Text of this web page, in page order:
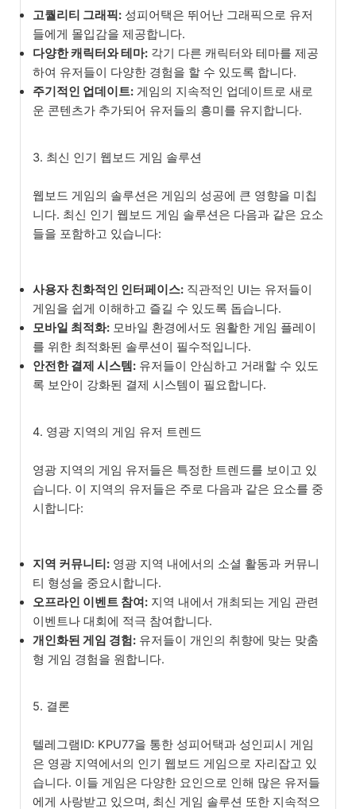
고퀄리티 그래픽: 성피어택은 뛰어난 그래픽으로 유저
들에게 몰입감을 제공합니다.
다양한 캐릭터와 테마: 각기 다른 캐릭터와 테마를 제공
하여 유저들이 다양한 경험을 할 수 있도록 합니다.
주기적인 업데이트: 게임의 지속적인 업데이트로 새로
운 콘텐츠가 추가되어 유저들의 흥미를 유지합니다.
3. 최신 인기 웹보드 게임 솔루션
웹보드 게임의 솔루션은 게임의 성공에 큰 영향을 미칩
니다. 최신 인기 웹보드 게임 솔루션은 다음과 같은 요소
들을 포함하고 있습니다:
사용자 친화적인 인터페이스: 직관적인 UI는 유저들이
게임을 쉽게 이해하고 즐길 수 있도록 돕습니다.
모바일 최적화: 모바일 환경에서도 원활한 게임 플레이
를 위한 최적화된 솔루션이 필수적입니다.
안전한 결제 시스템: 유저들이 안심하고 거래할 수 있도
록 보안이 강화된 결제 시스템이 필요합니다.
4. 영광 지역의 게임 유저 트렌드
영광 지역의 게임 유저들은 특정한 트렌드를 보이고 있
습니다. 이 지역의 유저들은 주로 다음과 같은 요소를 중
시합니다:
지역 커뮤니티: 영광 지역 내에서의 소셜 활동과 커뮤니
티 형성을 중요시합니다.
오프라인 이벤트 참여: 지역 내에서 개최되는 게임 관련
이벤트나 대회에 적극 참여합니다.
개인화된 게임 경험: 유저들이 개인의 취향에 맞는 맞춤
형 게임 경험을 원합니다.
5. 결론
텔레그램ID: KPU77을 통한 성피어택과 성인피시 게임
은 영광 지역에서의 인기 웹보드 게임으로 자리잡고 있
습니다. 이들 게임은 다양한 요인으로 인해 많은 유저들
에게 사랑받고 있으며, 최신 게임 솔루션 또한 지속적으